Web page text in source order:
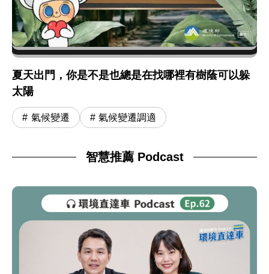
夏天出門，你是不是也總是在找哪裡有樹蔭可以躲
太陽
氣候變遷 氣候變遷調適
智慧推薦 Podcast